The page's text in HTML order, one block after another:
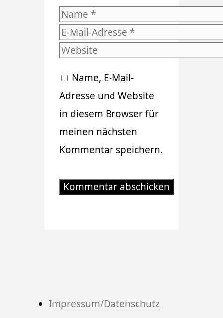
Name
E-
Mail-
Website
Name, E-Mail-
Adresse und Website
in diesem Browser für
meinen nächsten
Kommentar speichern.
Impressum/Datenschutz